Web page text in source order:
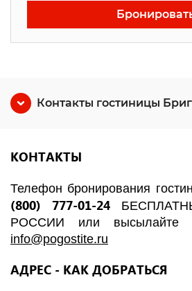
Контакты гостиницы
КОНТАКТЫ
Телефон бронирования
(800) 777-01-24
РОССИИ или высылайте
info@pogostite.ru
АДРЕС - КАК ДОБРАТЬСЯ